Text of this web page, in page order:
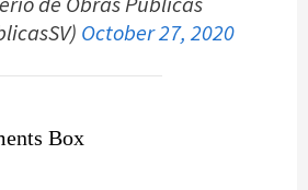
October 27, 2020
Box